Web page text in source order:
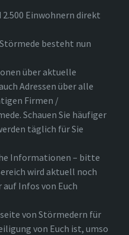
Einwohnern direkt
besteht nun
über aktuelle
Adressen über alle
Firmen /
Schauen Sie häufiger
täglich für Sie
Informationen – bitte
wird aktuell noch
auf Infos von Euch
von Störmedern für
von Euch ist, umso